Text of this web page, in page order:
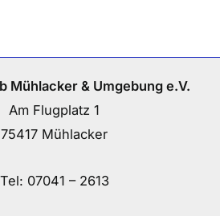
Mühlacker & Umgebung e.V.
Am Flugplatz 1
75417 Mühlacker
Tel: 07041 – 2613